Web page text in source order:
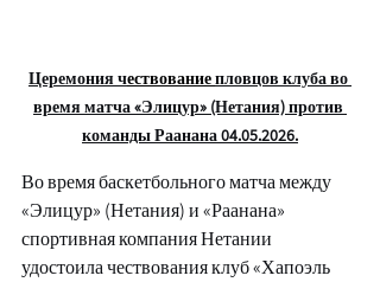
Церемония чествование пловцов клуба во
время матча «Элицур» (Нетания) против
команды Раанана 04.05.2026.
Во время баскетбольного матча между
«Элицур» (Нетания) и «Раанана»
спортивная компания Нетании
удостоила чествования клуб «Хапоэль